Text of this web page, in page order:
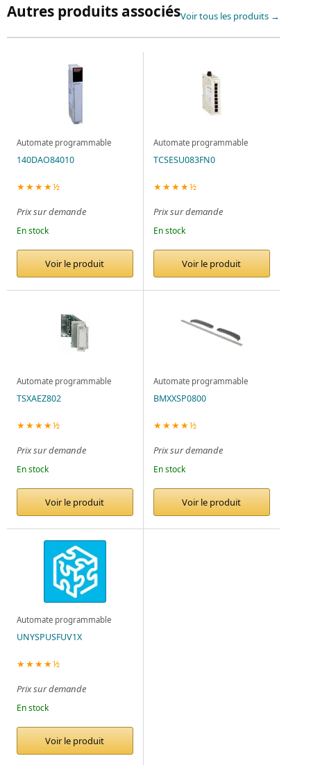
Autres produits associésVoir tous les produits →
Automate programmable
140DAO84010
★★★★½
Prix sur demande
En stock
Voir le produit
Automate programmable
TCSESU083FN0
★★★★½
Prix sur demande
En stock
Voir le produit
Automate programmable
TSXAEZ802
★★★★½
Prix sur demande
En stock
Voir le produit
Automate programmable
BMXXSP0800
★★★★½
Prix sur demande
En stock
Voir le produit
Automate programmable
UNYSPUSFUV1X
★★★★½
Prix sur demande
En stock
Voir le produit